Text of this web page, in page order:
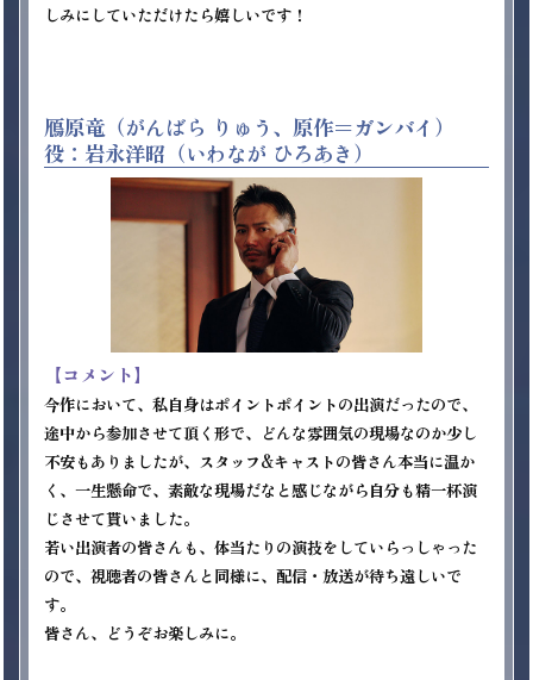
しみにしていただけたら嬉しいです！
鴈原竜（がんばら りゅう、原作＝ガンバイ）
役：岩永洋昭（いわなが ひろあき）
【コメント】
今作において、私自身はポイントポイントの出演だったので、
途中から参加させて頂く形で、どんな雰囲気の現場なのか少し
不安もありましたが、スタッフ&キャストの皆さん本当に温か
く、一生懸命で、素敵な現場だなと感じながら自分も精一杯演
じさせて貰いました。
若い出演者の皆さんも、体当たりの演技をしていらっしゃった
ので、視聴者の皆さんと同様に、配信・放送が待ち遠しいで
す。
皆さん、どうぞお楽しみに。